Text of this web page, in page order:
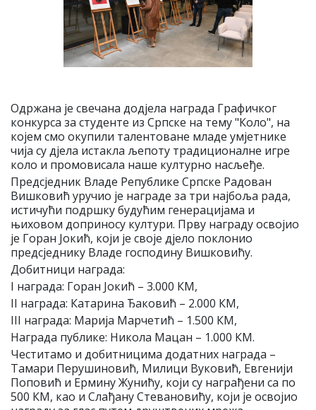
Одржана је свечана додјела награда Графичког
конкурса за студенте из Српске на тему "Коло", на
којем смо окупили талентоване младе умјетнике
чија су дјела истакла љепоту традиционалне игре
коло и промовисала наше културно насљеђе.
Предсједник Владе Републике Српске Радован
Вишковић уручио је награде за три најбоља рада,
истичући подршку будућим генерацијама и
њиховом доприносу култури. Прву награду освојио
је Горан Јокић, који је своје дјело поклонио
предсједнику Владе господину Вишковићу.
Добитници награда:
I награда: Горан Јокић – 3.000 КМ,
II награда: Катарина Ђаковић – 2.000 КМ,
III награда: Марија Марчетић – 1.500 КМ,
Награда публике: Никола Мацан – 1.000 КМ.
Честитамо и добитницима додатних награда –
Тамари Перушиновић, Милици Вуковић, Евгенији
Поповић и Ермину Жунићу, који су награђени са по
500 КМ, као и Слађану Стевановићу, који је освојио